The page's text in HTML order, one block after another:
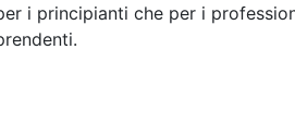
i principianti che per i